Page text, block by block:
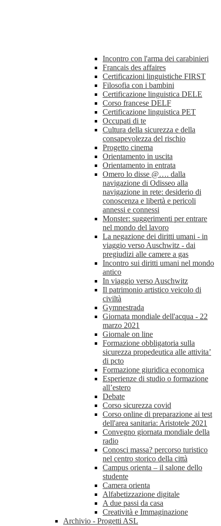
Incontro con l'arma dei carabinieri
Francais des affaires
Certificazioni linguistiche FIRST
Filosofia con i bambini
Certificazione linguistica DELE
Corso francese DELF
Certificazione linguistica PET
Occupati di te
Cultura della sicurezza e della
consapevolezza del rischio
Progetto cinema
Orientamento in uscita
Orientamento in entrata
Omero lo disse @…. dalla
navigazione di Odisseo alla
navigazione in rete: desiderio di
conoscenza e libertà e pericoli
annessi e connessi
Monster: suggerimenti per entrare
nel mondo del lavoro
La negazione dei diritti umani - in
viaggio verso Auschwitz - dai
pregiudizi alle camere a gas
Incontro sui diritti umani nel mondo
antico
In viaggio verso Auschwitz
Il patrimonio artistico veicolo di
civiltà
Gymnestrada
Giornata mondiale dell'acqua - 22
marzo 2021
Giornale on line
Formazione obbligatoria sulla
sicurezza propedeutica alle attivita’
di pcto
Formazione giuridica economica
Esperienze di studio o formazione
all’estero
Debate
Corso sicurezza covid
Corso online di preparazione ai test
dell'area sanitaria: Aristotele 2021
Convegno giornata mondiale della
radio
Conosci massa? percorso turistico
nel centro storico della città
Campus orienta – il salone dello
studente
Camera orienta
Alfabetizzazione digitale
A due passi da casa
Creatività e Immaginazione
Archivio - Progetti ASL